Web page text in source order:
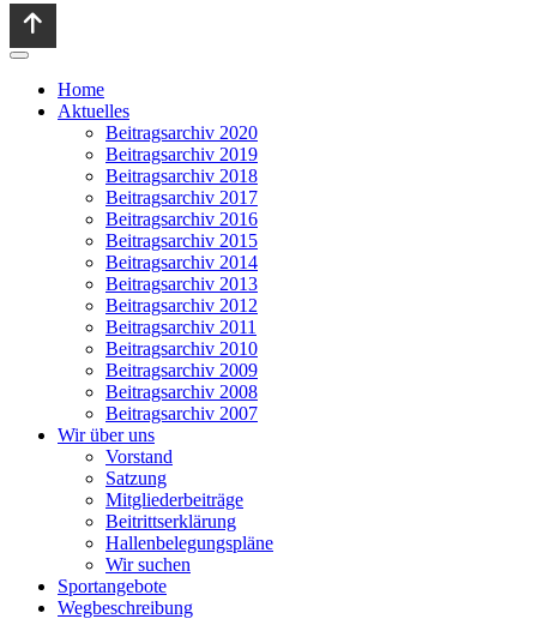
Home
Aktuelles
Beitragsarchiv 2020
Beitragsarchiv 2019
Beitragsarchiv 2018
Beitragsarchiv 2017
Beitragsarchiv 2016
Beitragsarchiv 2015
Beitragsarchiv 2014
Beitragsarchiv 2013
Beitragsarchiv 2012
Beitragsarchiv 2011
Beitragsarchiv 2010
Beitragsarchiv 2009
Beitragsarchiv 2008
Beitragsarchiv 2007
Wir über uns
Vorstand
Satzung
Mitgliederbeiträge
Beitrittserklärung
Hallenbelegungspläne
Wir suchen
Sportangebote
Wegbeschreibung